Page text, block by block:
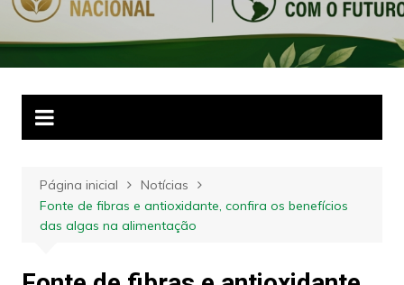
Página inicial
Notícias
Fonte de fibras e antioxidante, confira os benefícios
das algas na alimentação